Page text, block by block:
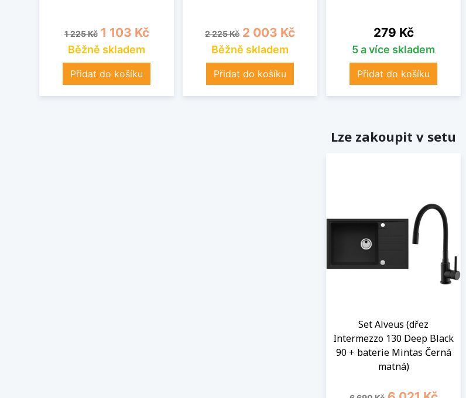
Běžná cena
1 225 Kč Cena
1 103 Kč
Běžně skladem
Přidat do košíku
Běžná cena
2 225 Kč Cena
2 003 Kč
Běžně skladem
Přidat do košíku
Cena
279 Kč
5 a více skladem
Přidat do košíku
Lze zakoupit v setu
Set Alveus (dřez
Intermezzo 130 Deep Black
90 + baterie Mintas Černá
matná)
Běžná cenaCena